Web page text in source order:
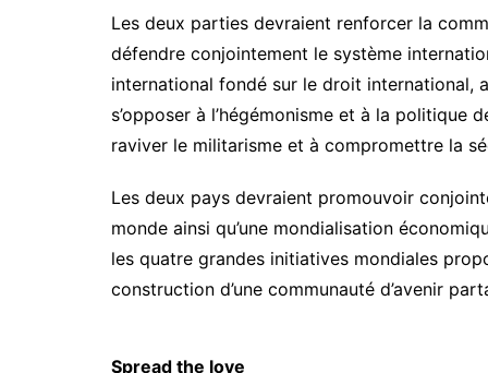
Les deux parties devraient renforcer la
défendre conjointement le système
international fondé sur le droit international,
s’opposer à l’hégémonisme et à la
raviver le militarisme et à compromettre la
Les deux pays devraient promouvoir
monde ainsi qu’une mondialisation
les quatre grandes initiatives mondiales
construction d’une communauté d’avenir
Spread the love